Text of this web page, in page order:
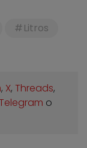
Litros
, X, Threads,
o